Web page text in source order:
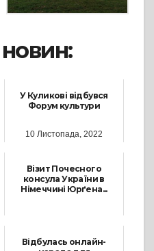
У Куликові відбувся
Форум культури
10 Листопада, 2022
Візит Почесного
консула України в
Німеччині Юрґена...
Відбулась онлайн-